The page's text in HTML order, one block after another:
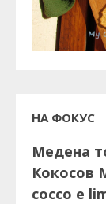
НА ФОКУС
Медена
Кокосов
cocco e